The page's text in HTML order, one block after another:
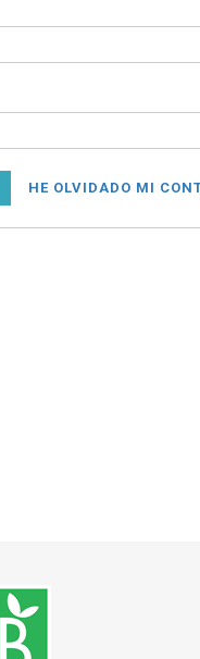
HE OLVIDADO MI